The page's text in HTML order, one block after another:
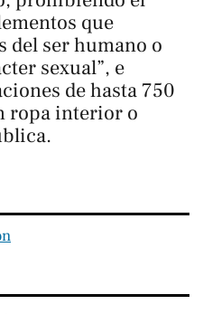
que
del ser humano o
sexual”, e
de hasta 750
ropa interior o